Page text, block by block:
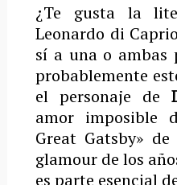
¿Te gusta la
Leonardo di
sí a una o ambas
probablemente
el personaje de
amor imposible
Great Gatsby»
glamour de los
es parte esencial